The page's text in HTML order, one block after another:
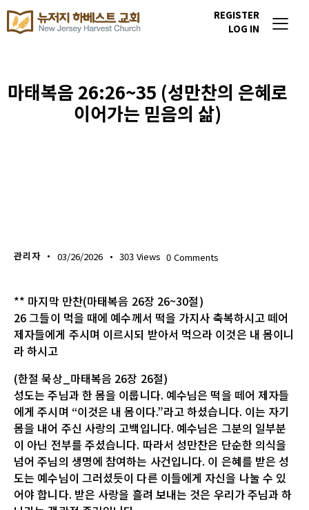
REGISTER
LOG IN
마태복음 26:26~35 (성만찬의 은혜로
이어가는 믿음의 삶)
관리자 03/26/2026 303 Views 0 Comments
** 마지막 만찬(마태복음 26장 26~30절)
26 그들이 먹을 때에 예수께서 떡을 가지사 축복하시고 떼어
제자들에게 주시며 이르시되 받아서 먹으라 이것은 내 몸이니
라 하시고
(한절 묵상_마태복음 26장 26절)
성도는 주님과 한 몸을 이룹니다. 예수님은 떡을 떼어 제자들
에게 주시며 “이것은 내 몸이다.”라고 하셨습니다. 이는 자기
몸을 내어 주신 사랑의 고백입니다. 예수님은 그분의 일부분
이 아닌 전부를 주셨습니다. 따라서 성만찬은 단순한 의식을
넘어 주님의 생명에 참여하는 사건입니다. 이 은혜를 받은 성
도는 예수님이 그러셨듯이 다른 이들에게 자신을 나눌 수 있
어야 합니다. 받은 사랑을 흘려 보내는 것은 우리가 주님과 하